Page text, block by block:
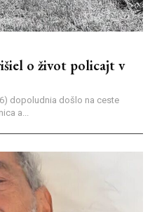
o život policajt v
dopoludnia došlo na ceste
a...